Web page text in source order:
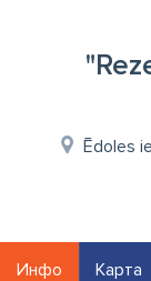
Ēdoles
Инфо Карта